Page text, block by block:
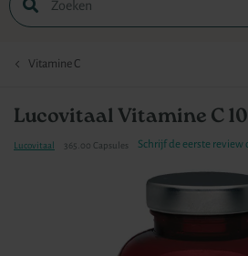
Vitamine C
Lucovitaal Vitamine C
Lucovitaal 365.00 Capsules Schrijf de eerste